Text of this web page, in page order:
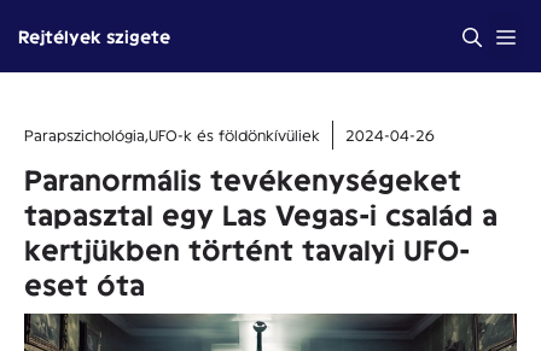
tartalomba
Rejtélyek szigete
Parapszichológia,UFO-k és földönkívüliek 2024-04-26
Paranormális tevékenységeket
tapasztal egy Las Vegas-i család a
kertjükben történt tavalyi UFO-
eset óta